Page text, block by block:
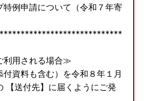
特例申請について（令和７年寄
利用される場合≫
資料も含む）を令和８年１月
【送付先】に届くようにご発